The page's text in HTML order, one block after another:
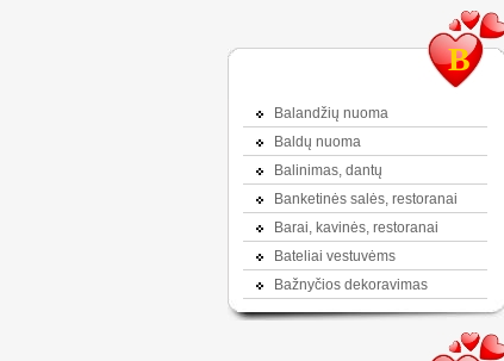
B
Balandžių nuoma
Baldų nuoma
Balinimas, dantų
Banketinės salės, restoranai
Barai, kavinės, restoranai
Bateliai vestuvėms
Bažnyčios dekoravimas